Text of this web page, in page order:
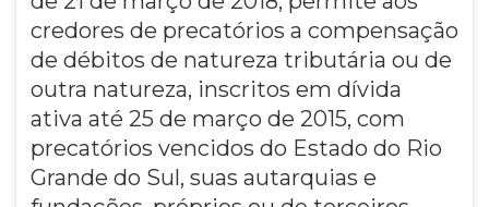
credores de precatórios a compensação
de débitos de natureza tributária ou de
outra natureza, inscritos em dívida
ativa até 25 de março de 2015, com
precatórios vencidos do Estado do Rio
Grande do Sul, suas autarquias e